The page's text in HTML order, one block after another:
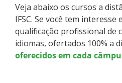
Orientações para
Inscrições e
Veja abaixo os cursos a
IFSC. Se você tem interesse
qualificação profissional de
idiomas, ofertados 100% a
oferecidos em cada